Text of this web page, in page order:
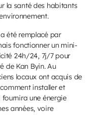
la santé des habitants
été remplacé par
fonctionner un mini-
24h/24, 7j/7 pour
de Kan Byin. Au
locaux ont acquis de
installer et
une énergie
années, voire